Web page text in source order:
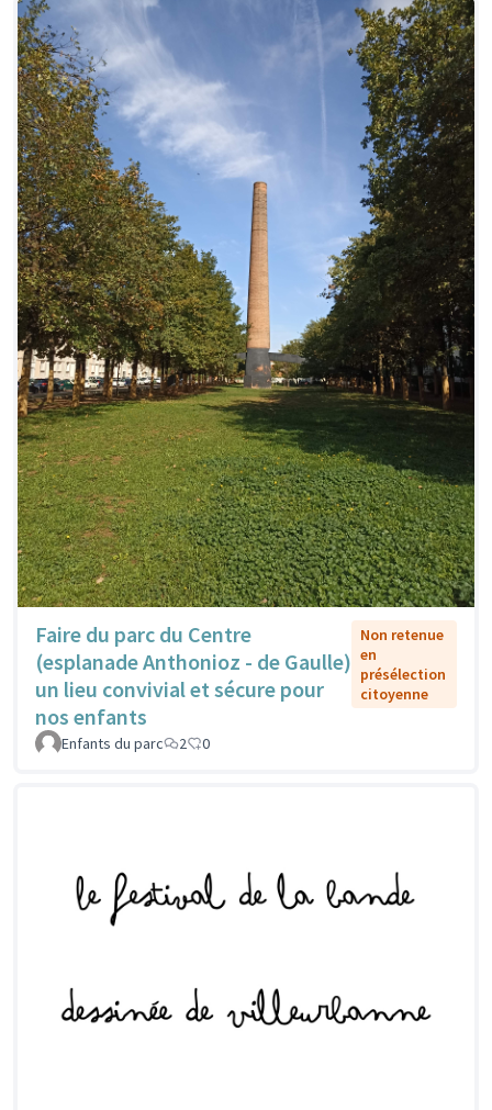
Faire du parc du Centre
(esplanade Anthonioz - de Gaulle)
un lieu convivial et sécure pour
nos enfants
Non retenue
en
présélection
citoyenne
Enfants du parc 2 0